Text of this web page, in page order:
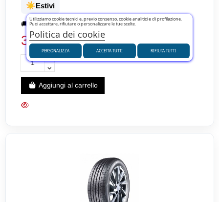
☀️ Estivi
🚚Spedizione rapida 6/7 giorni
37,99 €
Aggiungi al carrello
Utilizziamo cookie tecnici e, previo consenso, cookie analitici e di profilazione.
Puoi accettare, rifiutare o personalizzare le tue scelte.
Politica dei cookie
PERSONALIZZA RIFIUTA TUTTI
ACCETTA TUTTI